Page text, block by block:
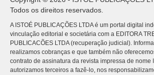
Todos os direitos reservados.
A ISTOÉ PUBLICAÇÕES LTDA é um portal digital
vinculação editorial e societária com a EDITORA
PUBLICACÕES LTDA (recuperação judicial).
realizamos cobranças e que também não
contrato de assinatura da revista impressa de nome
autorizamos terceiros a fazê-lo, nos